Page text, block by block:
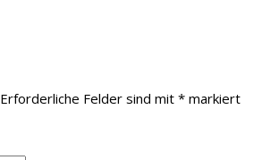
Erforderliche Felder sind mit * markiert